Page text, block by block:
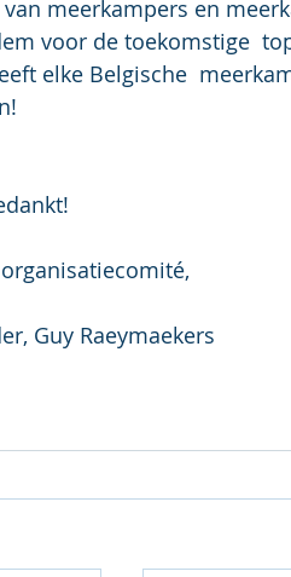
meerkampers en
voor de toekomstige
elke Belgische
Guy Raeymaekers